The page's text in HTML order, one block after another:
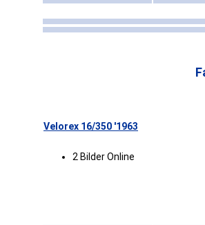
Velorex 16/350 '1963
2 Bilder Online